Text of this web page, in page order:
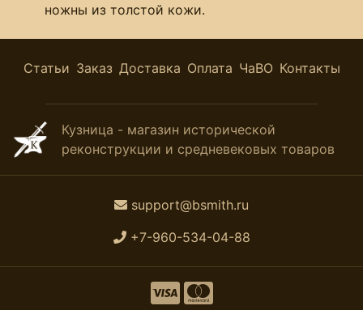
ножны из толстой кожи.
Статьи Заказ Доставка Оплата ЧаВО Контакты
Кузница - магазин исторической
реконструкции и средневековых товаров
support@bsmith.ru
+7-960-534-04-88